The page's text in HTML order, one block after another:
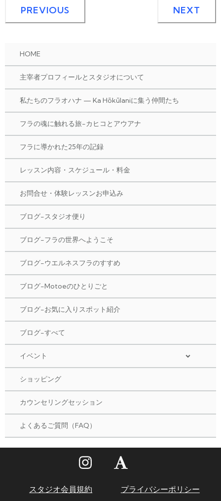
b
o
k
d
s
PREVIOUS NEXT
HOME
主宰者プロフィールとスタジオについて
私たちのフラオハナ — Ka Hōkūlaniに集う仲間たち
フラの魂に触れる旅-カヒコとアウアナ
フラに導かれた25年の記録
レッスン内容・スケジュール・料金
お問合せ・体験レッスンお申込み
ブログ-スタジオ便り
ブログ-フラの世界へようこそ
ブログ-ウエルネスフラのすすめ
ブログ-Motoeのひとりごと
ブログ-お気に入りスポット紹介
ブログ-すべて
イベント
ショッピング
カウンセリングセッション
よくあるご質問（FAQ）
スタジオ会員規約 プライバシーポリシー